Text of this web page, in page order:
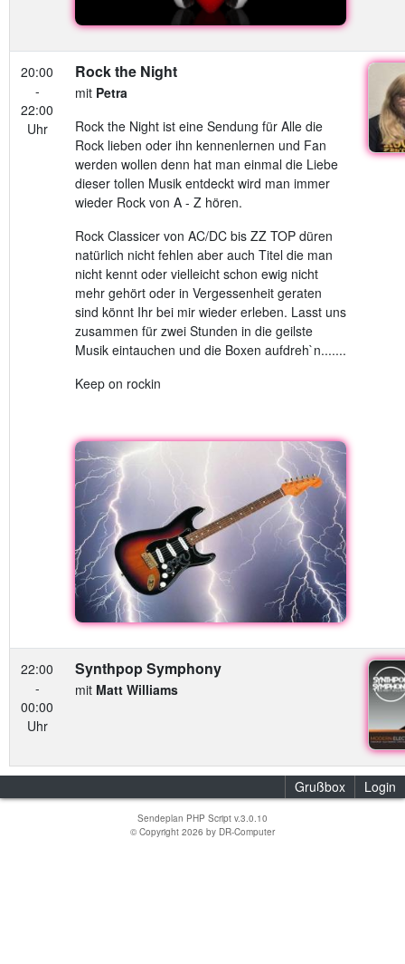
20:00
-
22:00
Uhr
Rock the Night
mit Petra
Rock the Night ist eine Sendung für Alle die
Rock lieben oder ihn kennenlernen und Fan
werden wollen denn hat man einmal die Liebe
dieser tollen Musik entdeckt wird man immer
wieder Rock von A - Z hören.
Rock Classicer von AC/DC bis ZZ TOP düren
natürlich nicht fehlen aber auch Titel die man
nicht kennt oder vielleicht schon ewig nicht
mehr gehört oder in Vergessenheit geraten
sind könnt Ihr bei mir wieder erleben. Lasst uns
zusammen für zwei Stunden in die geilste
Musik eintauchen und die Boxen aufdreh`n.......
Keep on rockin
22:00
-
00:00
Uhr
Synthpop Symphony
mit Matt Williams
Grußbox Login
Sendeplan PHP Script v.3.0.10
© Copyright 2026 by DR-Computer